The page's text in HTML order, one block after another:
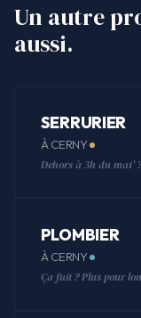
Un autre
aussi.
SERRURIER
À CERNY
Dehors à 3h du mat'
PLOMBIER
À CERNY
Ça fuit ? Plus pour